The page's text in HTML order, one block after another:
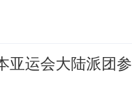
亚运会大陆派团参